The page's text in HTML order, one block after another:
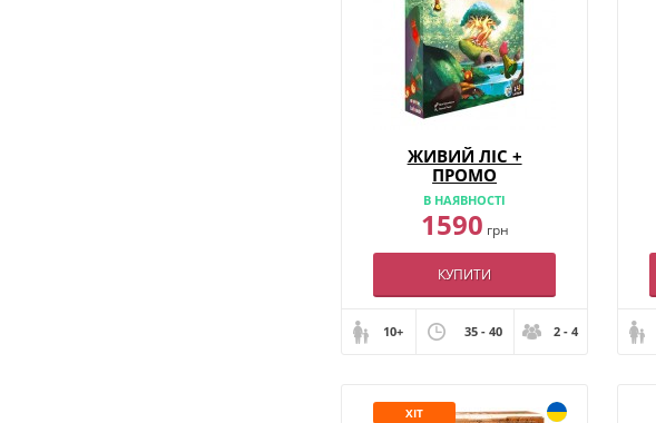
ЖИВИЙ ЛІС +
ПРОМО
В НАЯВНОСТІ
1590 грн
КУПИТИ
10+ 35 - 40 2 - 4
ХІТ